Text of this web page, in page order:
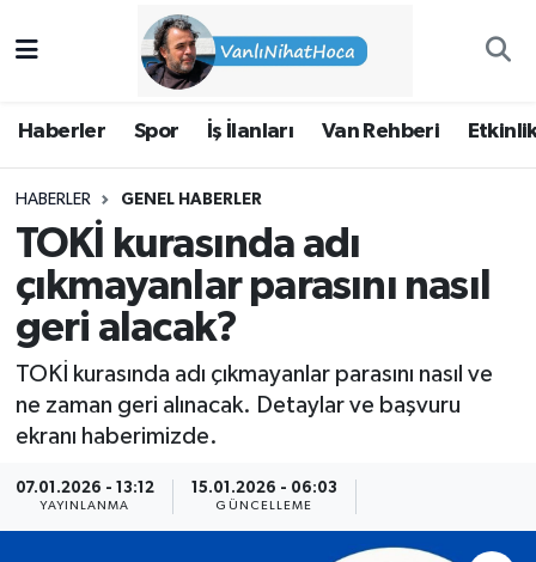
Haberler Spor İş İlanları Van Rehberi
HABERLER GENEL HABERLER
TOKİ kurasında adı
çıkmayanlar parasını nasıl
geri alacak?
TOKİ kurasında adı çıkmayanlar parasını nasıl ve
ne zaman geri alınacak. Detaylar ve başvuru
ekranı haberimizde.
07.01.2026 - 13:12
YAYINLANMA
15.01.2026 - 06:03
GÜNCELLEME
Van Rehberi
Etkinlikler
Köşe Yazıları
İpekyolu Nöbetçi Eczaneler
Süper Lig Puan Durumu ve Fikstür
Tüm Manşetler
Son Dakika Haberleri